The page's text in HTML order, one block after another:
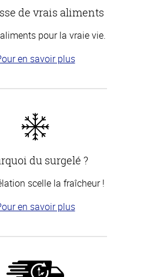
de vrais aliments
pour la vraie vie.
en savoir plus
du surgelé ?
scelle la fraîcheur !
en savoir plus